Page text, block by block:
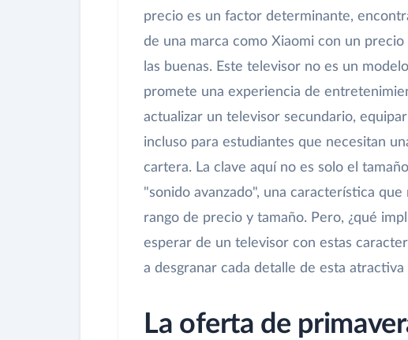
precio es un factor determinante,
de una marca como Xiaomi con un
las buenas. Este televisor no es un
promete una experiencia de
actualizar un televisor secundario,
incluso para estudiantes que necesitan
cartera. La clave aquí no es solo el
"sonido avanzado", una característica
rango de precio y tamaño. Pero, ¿qué
esperar de un televisor con estas
a desgranar cada detalle de esta atractiva
La oferta de